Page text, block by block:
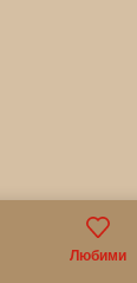
Любими